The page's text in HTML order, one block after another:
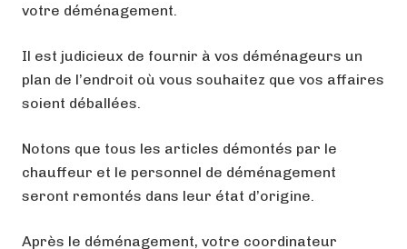
votre déménagement.
Il est judicieux de fournir à vos déménageurs un
plan de l’endroit où vous souhaitez que vos affaires
soient déballées.
Notons que tous les articles démontés par le
chauffeur et le personnel de déménagement
seront remontés dans leur état d’origine.
Après le déménagement, votre coordinateur